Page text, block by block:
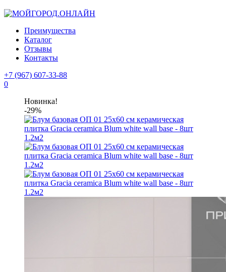
Преимущества
Каталог
Отзывы
Контакты
+7 (967) 607-33-88
0
Новинка!
-29%